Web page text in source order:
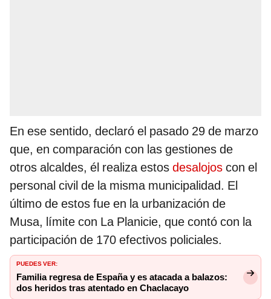
En ese sentido, declaró el pasado 29 de marzo
que, en comparación con las gestiones de
otros alcaldes, él realiza estos desalojos con el
personal civil de la misma municipalidad. El
último de estos fue en la urbanización de
Musa, límite con La Planicie, que contó con la
participación de 170 efectivos policiales.
PUEDES VER:
Familia regresa de España y es atacada a balazos:
dos heridos tras atentado en Chaclacayo